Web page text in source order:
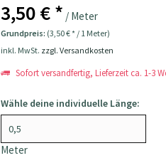
3,50 € * / Meter
Grundpreis: (3,50 € * / 1 Meter)
inkl. MwSt. zzgl. Versandkosten
Sofort versandfertig, Lieferzeit ca. 1-3
Wähle deine individuelle Länge:
Meter